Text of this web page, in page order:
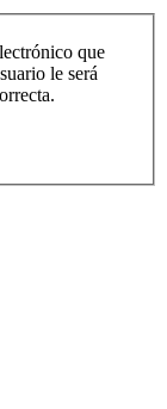
que
le será